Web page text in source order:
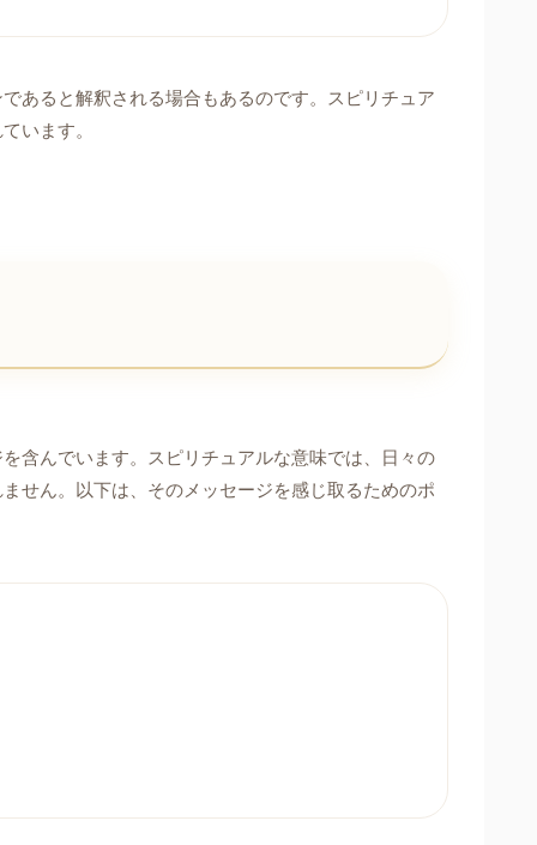
あると解釈される場合もあるのです。スピリチュア
います。
含んでいます。スピリチュアルな意味では、日々の
せん。以下は、そのメッセージを感じ取るためのポ